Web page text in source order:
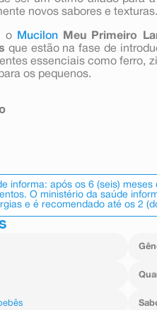
novos sabores e texturas.
o Mucilon Meu Primeiro
que estão na fase de
essenciais como ferro,
os pequenos.
ferro (fumarato
informa: após os 6 (seis)
O ministério da saúde
e é recomendado até os 2